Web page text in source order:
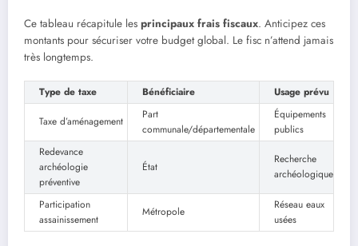
Ce tableau récapitule les principaux frais fiscaux. Anticipez ces
montants pour sécuriser votre budget global. Le fisc n’attend jamais
très longtemps.
Type de taxe Bénéficiaire Usage prévu
Taxe d’aménagement
Part
communale/départementale
Équipements
publics
Redevance
archéologie
préventive
État
Recherche
archéologique
Participation
assainissement
Métropole
Réseau eaux
usées